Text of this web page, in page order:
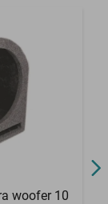
woofer 10